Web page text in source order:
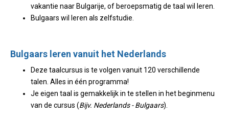
vakantie naar Bulgarije, of beroepsmatig de taal wil leren.
Bulgaars wil leren als zelfstudie.
Bulgaars leren vanuit het Nederlands
Deze taalcursus is te volgen vanuit 120 verschillende
talen. Alles in één programma!
Je eigen taal is gemakkelijk in te stellen in het beginmenu
van de cursus (Bijv. Nederlands - Bulgaars).